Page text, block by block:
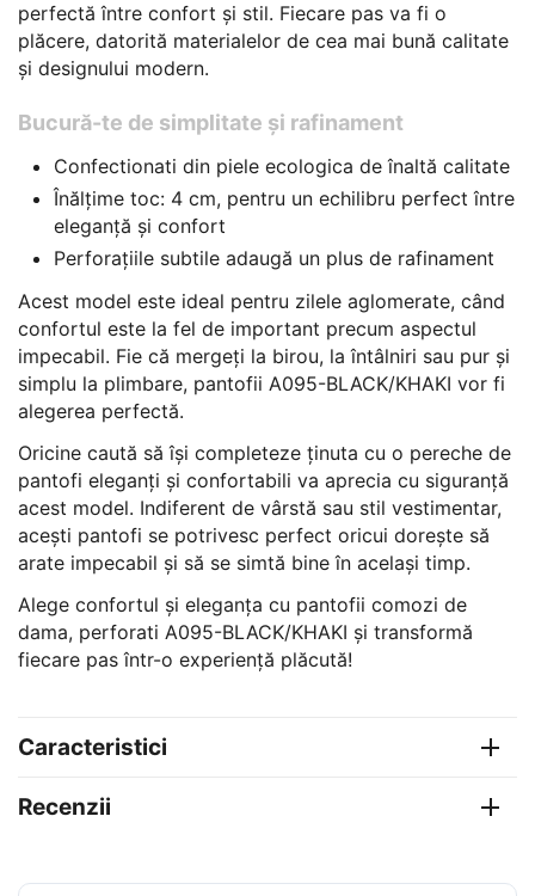
perfectă între confort și stil. Fiecare pas va fi o
plăcere, datorită materialelor de cea mai bună calitate
și designului modern.
Bucură-te de simplitate și rafinament
Confectionati din piele ecologica de înaltă calitate
Înălțime toc: 4 cm, pentru un echilibru perfect între
eleganță și confort
Perforațiile subtile adaugă un plus de rafinament
Acest model este ideal pentru zilele aglomerate, când
confortul este la fel de important precum aspectul
impecabil. Fie că mergeți la birou, la întâlniri sau pur și
simplu la plimbare, pantofii A095-BLACK/KHAKI vor fi
alegerea perfectă.
Oricine caută să își completeze ținuta cu o pereche de
pantofi eleganți și confortabili va aprecia cu siguranță
acest model. Indiferent de vârstă sau stil vestimentar,
acești pantofi se potrivesc perfect oricui dorește să
arate impecabil și să se simtă bine în același timp.
Alege confortul și eleganța cu pantofii comozi de
dama, perforati A095-BLACK/KHAKI și transformă
fiecare pas într-o experiență plăcută!
Caracteristici
Recenzii